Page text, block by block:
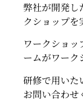
弊社が開発し
クショップを
ワークショ
ームがワーク
研修で用いた
お問い合わせ